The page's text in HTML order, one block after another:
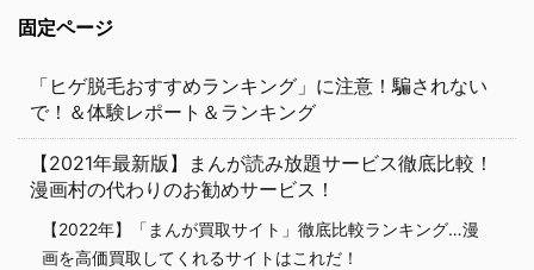
固定ページ
「ヒゲ脱毛おすすめランキング」に注意！騙されない
で！＆体験レポート＆ランキング
【2021年最新版】まんが読み放題サービス徹底比較！
漫画村の代わりのお勧めサービス！
【2022年】「まんが買取サイト」徹底比較ランキング…漫
画を高価買取してくれるサイトはこれだ！